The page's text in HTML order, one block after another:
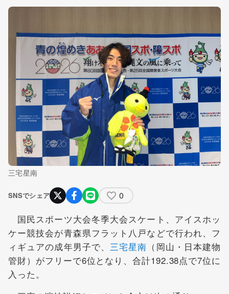
三宅星南
SNSでシェア 0
国民スポーツ大会冬季大会スケート、アイスホッ
ケー競技会が青森県フラット八戸などで行われ、フ
ィギュアの成年男子で、三宅星南 （岡山・日本建物
管財）がフリーで6位となり、合計192.38点で7位に
入った。